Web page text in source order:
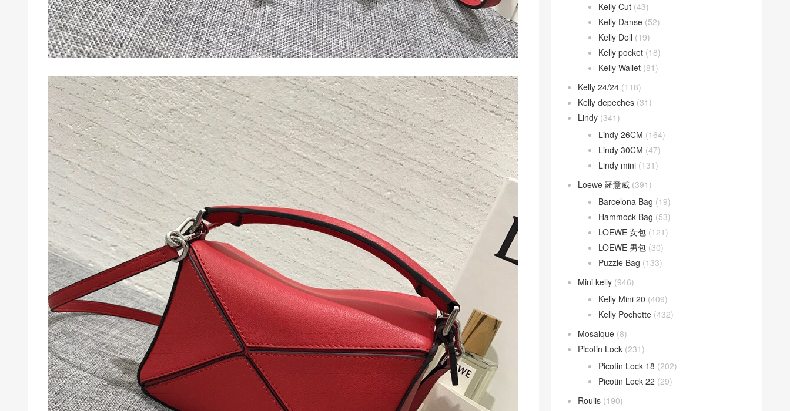
Kelly Cut (43)
Kelly Danse (52)
Kelly Doll (19)
Kelly pocket (18)
Kelly Wallet (81)
Kelly 24/24 (118)
Kelly depeches (31)
Lindy (341)
Lindy 26CM (164)
Lindy 30CM (47)
Lindy mini (131)
Loewe 羅意威 (391)
Barcelona Bag (19)
Hammock Bag (53)
LOEWE 女包 (121)
LOEWE 男包 (30)
Puzzle Bag (133)
Mini kelly (946)
Kelly Mini 20 (409)
Kelly Pochette (432)
Mosaique (8)
Picotin Lock (231)
Picotin Lock 18 (202)
Picotin Lock 22 (29)
Roulis (190)